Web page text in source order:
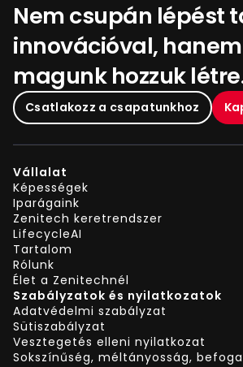
Nem csupán lépést
innovációval,
magunk hozzuk
Csatlakozz a csapatunkhoz
Vállalat
Képességek
Iparágaink
Zenitech keretrendszer
LifecycleAI
Tartalom
Rólunk
Élet a Zenitechnél
Szabályzatok és nyilatkozatok
Adatvédelmi szabályzat
Sütiszabályzat
Vesztegetés elleni nyilatkozat
Sokszínűség, méltányosság,